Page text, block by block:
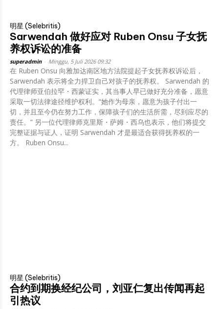
明星 (Selebritis)
Sarwendah 做好应对 Ruben Onsu 子女抚
养权诉讼的准备
superadmin Minggu, 5 Juli 2026 09:32
在 Ruben Onsu 向雅加达南区地方法院提起子女抚养权诉讼后，
Sarwendah 表示将全力捍卫自己对孩子的抚养权。 Sarwendah 的
代理律师亚伯拉罕・西蒙证实，其当事人早已做好充分准备，愿意
采取一切法律途径维护权利。“她作为母亲，愿意为孩子付出一
切，并且至今仍在努力工作，保障孩子们的生活所需，尽到应尽的
责任。” 另一位代理律师克里斯・萨姆・西乌也表示，他们将提交
完整证据与证人，证明 Sarwendah 才是最适合获得抚养权的一
方。 Ruben Onsu...
明星 (Selebritis)
合约到期换经纪公司，刘亚仁复出传闻再起
引热议